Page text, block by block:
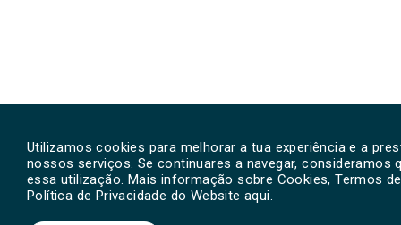
Utilizamos cookies para melhorar a tua experiência e a
nossos serviços. Se continuares a navegar, consideramos
essa utilização. Mais informação sobre Cookies, Termos
Política de Privacidade do Website aqui.